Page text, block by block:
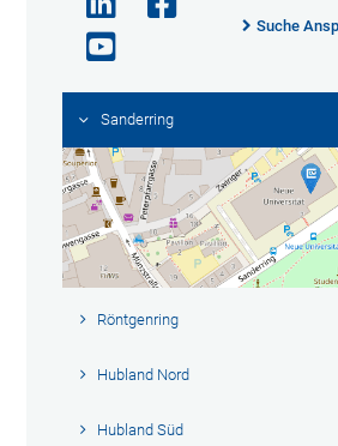
Suche
Sanderring
Röntgenring
Hubland Nord
Hubland Süd